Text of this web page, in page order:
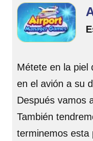
Métete en la piel
en el avión a su
Después vamos
También
terminemos esta